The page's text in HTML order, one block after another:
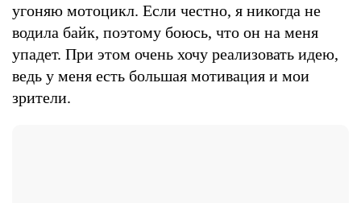
угоняю мотоцикл. Если честно, я никогда не
водила байк, поэтому боюсь, что он на меня
упадет. При этом очень хочу реализовать идею,
ведь у меня есть большая мотивация и мои
зрители.